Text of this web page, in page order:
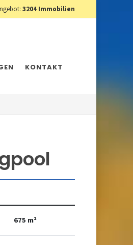
3204 Immobilien
KONTAKT
675 m²